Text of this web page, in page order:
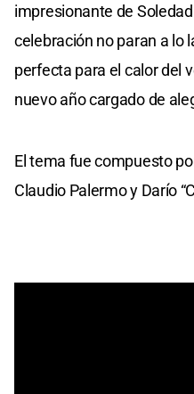
impresionante de
celebración no paran a lo
perfecta para el calor del
nuevo año cargado de
El tema fue compuesto
Claudio Palermo y Darío